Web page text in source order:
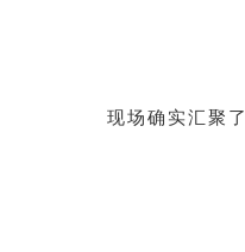
现场确实汇聚